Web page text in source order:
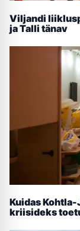
Viljandi
ja Talli tänav
Kuidas
kriisideks